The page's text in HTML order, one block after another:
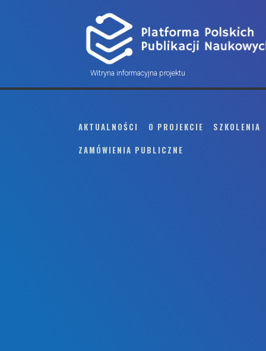
Witryna informacyjna projektu
to
AKTUALNOŚCI O PROJEKCIE SZKOLENIA
ZAMÓWIENIA PUBLICZNE